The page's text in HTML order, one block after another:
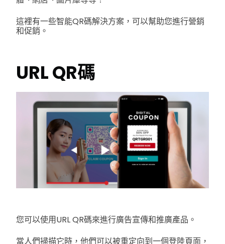
這裡有一些智能QR碼解決方案，可以幫助您進行營銷
和促銷。
URL QR碼
您可以使用URL QR碼來進行廣告宣傳和推廣產品。
當人們掃描它時，他們可以被重定向到一個登陸頁面，